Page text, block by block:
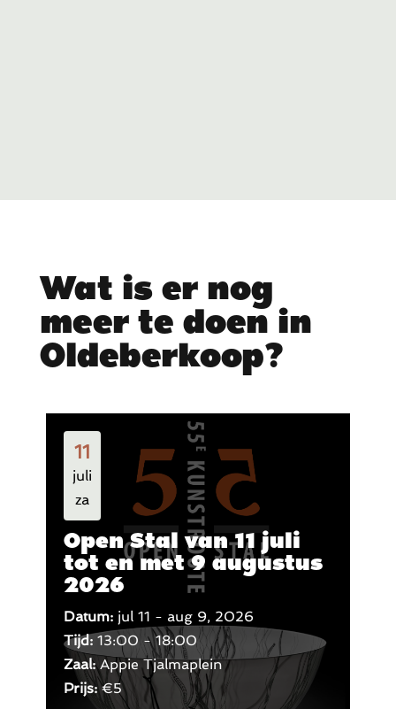
Wat is er nog
meer te doen in
Oldeberkoop?
11
juli
za
Open Stal van 11 juli
tot en met 9 augustus
2026
Datum: jul 11 - aug 9, 2026
Tijd: 13:00 - 18:00
Zaal:Appie Tjalmaplein
Prijs:€5